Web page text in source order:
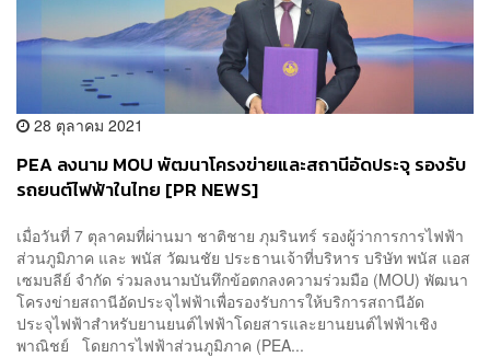
28 ตุลาคม 2021
PEA ลงนาม MOU พัฒนาโครงข่ายและสถานีอัดประจุ รองรับ
รถยนต์ไฟฟ้าในไทย [PR NEWS]
เมื่อวันที่ 7 ตุลาคมที่ผ่านมา ชาติชาย ภุมรินทร์ รองผู้ว่าการการไฟฟ้า
ส่วนภูมิภาค และ พนัส วัฒนชัย ประธานเจ้าที่บริหาร บริษัท พนัส แอส
เซมบลีย์ จำกัด ร่วมลงนามบันทึกข้อตกลงความร่วมมือ (MOU) พัฒนา
โครงข่ายสถานีอัดประจุไฟฟ้าเพื่อรองรับการให้บริการสถานีอัด
ประจุไฟฟ้าสำหรับยานยนต์ไฟฟ้าโดยสารและยานยนต์ไฟฟ้าเชิง
พาณิชย์ โดยการไฟฟ้าส่วนภูมิภาค (PEA...